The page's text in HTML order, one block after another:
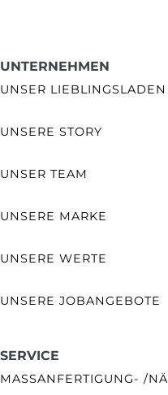
UNTERNEHMEN
UNSER LIEBLINGSLADEN
UNSERE STORY
UNSER TEAM
UNSERE MARKE
UNSERE WERTE
UNSERE JOBANGEBOTE
SERVICE
MASSANFERTIGUNG- /